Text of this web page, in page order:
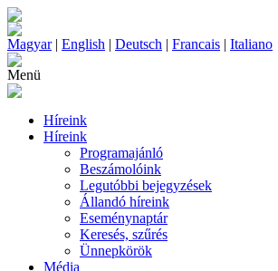
Magyar| English | Deutsch | Francais | Italiano
Menü
Híreink
Híreink
Programajánló
Beszámolóink
Legutóbbi bejegyzések
Állandó híreink
Eseménynaptár
Keresés, szűrés
Ünnepkörök
Média